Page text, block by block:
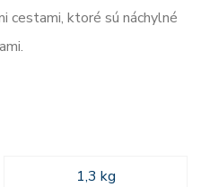
cestami, ktoré sú náchylné
1,3 kg